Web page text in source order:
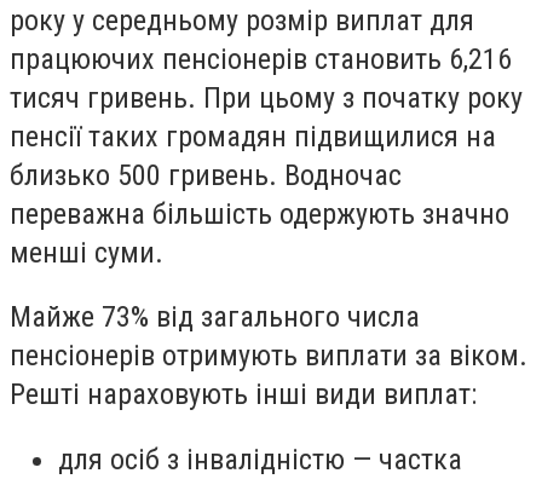
року у середньому розмір виплат для
працюючих пенсіонерів становить 6,216
тисяч гривень. При цьому з початку року
пенсії таких громадян підвищилися на
близько 500 гривень. Водночас
переважна більшість одержують значно
менші суми.
Майже 73% від загального числа
пенсіонерів отримують виплати за віком.
Решті нараховують інші види виплат:
для осіб з інвалідністю — частка